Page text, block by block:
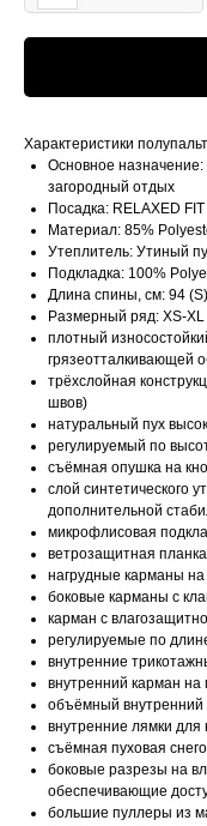
Характеристики
Основное
загородный отдых
Посадка: RELAXED FIT
Материал: 85%
Утеплитель: Утиный
Подкладка: 100%
Длина спины, см: 94 (S)
Размерный ряд: XS-XL
плотный
грязеотталкивающей
трёхслойная
швов)
натуральный пух
регулируемый по
съёмная опушка на
слой синтетического
дополнительной
микрофлисовая
ветрозащитная
нагрудные карманы
боковые карманы с
карман с
регулируемые по
внутренние
внутренний карман на
объёмный внутренний
внутренние лямки
съёмная пуховая
боковые разрезы на
обеспечивающие
большие пуллеры из